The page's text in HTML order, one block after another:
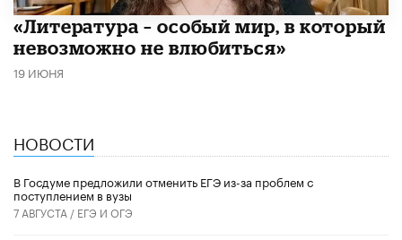
​«Литература – особый мир, в который
невозможно не влюбиться»
19 ИЮНЯ
НОВОСТИ
В Госдуме предложили отменить ЕГЭ из-за проблем с
поступлением в вузы
7 АВГУСТА / ЕГЭ И ОГЭ